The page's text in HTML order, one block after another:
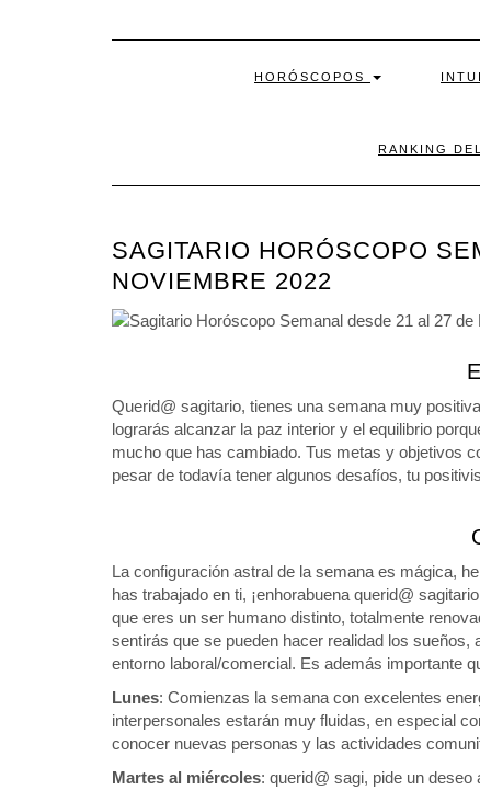
HORÓSCOPOS
RANKING
SAGITARIO HORÓSCOPO
NOVIEMBRE 2022
Querid@ sagitario, tienes una semana muy
lograrás alcanzar la paz interior y el equilibrio
mucho que has cambiado. Tus metas y objetivos
pesar de todavía tener algunos desafíos, tu
La configuración astral de la semana es mágica,
has trabajado en ti, ¡enhorabuena querid@
que eres un ser humano distinto, totalmente
sentirás que se pueden hacer realidad los
entorno laboral/comercial. Es además importante
Lunes: Comienzas la semana con excelentes
interpersonales estarán muy fluidas, en especial
conocer nuevas personas y las actividades
Martes al miércoles: querid@ sagi, pide un